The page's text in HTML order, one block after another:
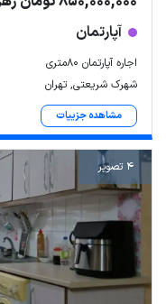
آپارتمان
اجاره آپارتمان ۸۰متری
شهرک شریعتی, تهران
مشاهده جزییات
4 تصویر